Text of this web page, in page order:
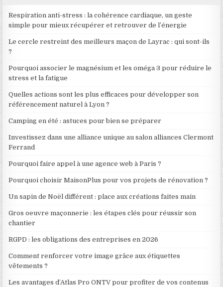
Respiration anti-stress : la cohérence cardiaque, un geste
simple pour mieux récupérer et retrouver de l’énergie
Le cercle restreint des meilleurs maçon de Layrac : qui sont-ils
?
Pourquoi associer le magnésium et les oméga 3 pour réduire le
stress et la fatigue
Quelles actions sont les plus efficaces pour développer son
référencement naturel à Lyon ?
Camping en été : astuces pour bien se préparer
Investissez dans une alliance unique au salon alliances Clermont
Ferrand
Pourquoi faire appel à une agence web à Paris ?
Pourquoi choisir MaisonPlus pour vos projets de rénovation ?
Un sapin de Noël différent : place aux créations faites main
Gros oeuvre maçonnerie : les étapes clés pour réussir son
chantier
RGPD : les obligations des entreprises en 2026
Comment renforcer votre image grâce aux étiquettes
vêtements ?
Les avantages d’Atlas Pro ONTV pour profiter de vos contenus